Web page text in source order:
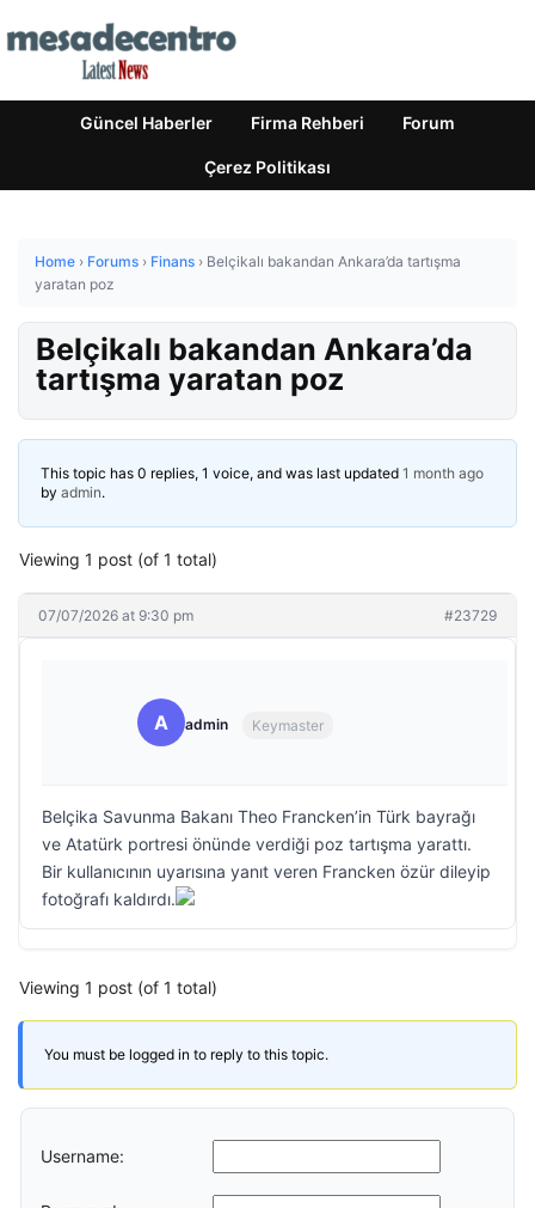
Güncel Haberler Firma Rehberi Forum
Çerez Politikası
Home › Forums › Finans › Belçikalı bakandan Ankara’da tartışma
yaratan poz
Belçikalı bakandan Ankara’da
tartışma yaratan poz
This topic has 0 replies, 1 voice, and was last updated 1 month ago
by admin.
Viewing 1 post (of 1 total)
07/07/2026 at 9:30 pm #23729
A admin Keymaster
Belçika Savunma Bakanı Theo Francken’in Türk bayrağı
ve Atatürk portresi önünde verdiği poz tartışma yarattı.
Bir kullanıcının uyarısına yanıt veren Francken özür dileyip
fotoğrafı kaldırdı.
Viewing 1 post (of 1 total)
You must be logged in to reply to this topic.
Username: